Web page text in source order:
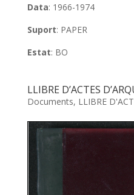
Data: 1966-1974
Suport: PAPER
Estat: BO
LLIBRE D’ACTES
Documents, LLIBRE